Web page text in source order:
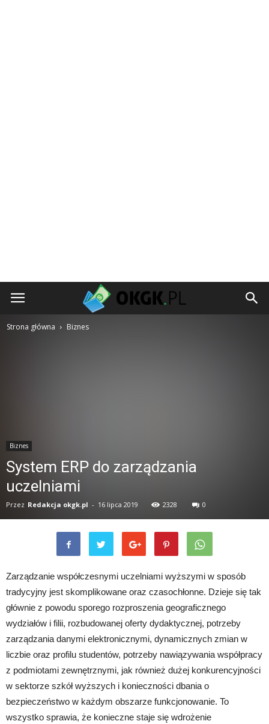
okgk.pl
Strona główna Biznes
Biznes
System ERP do zarządzania
uczelniami
Przez Redakcja okgk.pl - 16 lipca 2019 2328 0
Zarządzanie współczesnymi uczelniami wyższymi w sposób
tradycyjny jest skomplikowane oraz czasochłonne. Dzieje się tak
głównie z powodu sporego rozproszenia geograficznego
wydziałów i filii, rozbudowanej oferty dydaktycznej, potrzeby
zarządzania danymi elektronicznymi, dynamicznych zmian w
liczbie oraz profilu studentów, potrzeby nawiązywania współpracy
z podmiotami zewnętrznymi, jak również dużej konkurencyjności
w sektorze szkół wyższych i konieczności dbania o
bezpieczeństwo w każdym obszarze funkcjonowanie. To
wszystko sprawia, że konieczne staje się wdrożenie